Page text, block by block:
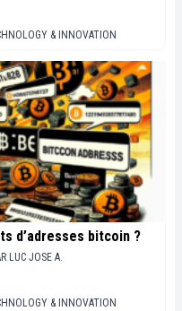
& INNOVATION
d’adresses bitcoin ?
LUC JOSE A.
& INNOVATION